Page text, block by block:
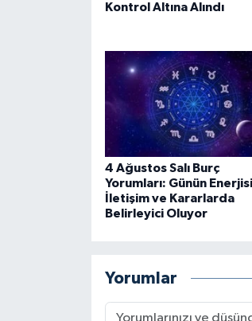
Kontrol Altına Alındı
4 Ağustos Salı Burç
Yorumları: Günün Enerjisi
İletişim ve Kararlarda
Belirleyici Oluyor
Yorumlar